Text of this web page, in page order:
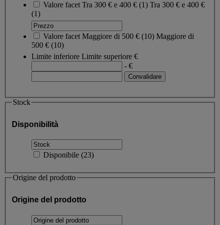
Valore facet Tra 300 € e 400 € (1) Tra 300 € e 400 €
(1)
Valore facet Maggiore di 500 € (10) Maggiore di
500 € (10)
Limite inferiore Limite superiore €
- €
Stock
Disponibilità
Disponibile (23)
Origine del prodotto
Origine del prodotto